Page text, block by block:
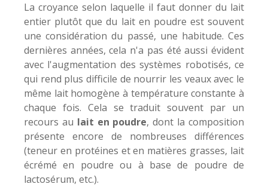
La croyance selon laquelle il faut donner du lait
entier plutôt que du lait en poudre est souvent
une considération du passé, une habitude. Ces
dernières années, cela n'a pas été aussi évident
avec l'augmentation des systèmes robotisés, ce
qui rend plus difficile de nourrir les veaux avec le
même lait homogène à température constante à
chaque fois. Cela se traduit souvent par un
recours au lait en poudre, dont la composition
présente encore de nombreuses différences
(teneur en protéines et en matières grasses, lait
écrémé en poudre ou à base de poudre de
lactosérum, etc.).